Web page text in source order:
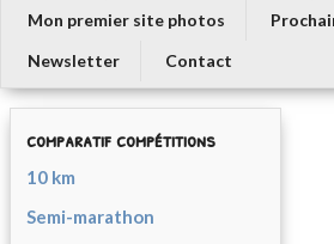
Mon premier site photos
Newsletter
Contact
comparatif compétitions
10 km
Semi-marathon